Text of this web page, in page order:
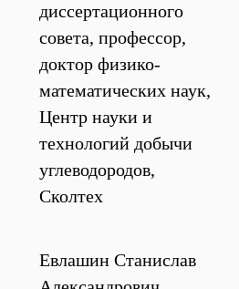
диссертационного
совета, профессор,
доктор физико-
математических наук,
Центр науки и
технологий добычи
углеводородов,
Сколтех
Евлашин Станислав